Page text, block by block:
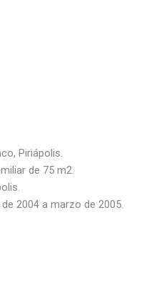
Piriápolis.
de 75 m2.
2004 a marzo de 2005.